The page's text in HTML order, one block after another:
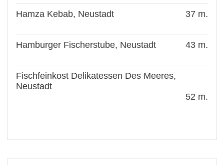
Hamza Kebab, Neustadt 37 m.
Hamburger Fischerstube, Neustadt 43 m.
Fischfeinkost Delikatessen Des Meeres,
Neustadt
52 m.